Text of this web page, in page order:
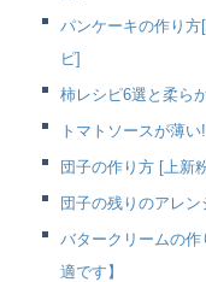
パンケーキの作り
ピ]
柿レシピ6選と柔ら
トマトソースが薄
団子の作り方 [上新
団子の残りのアレ
バタークリームの
適です】